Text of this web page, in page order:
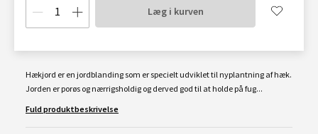
Læg i kurven
Hækjord er en jordblanding som er specielt udviklet til nyplantning af hæk.
Jorden er porøs og nærrigsholdig og derved god til at holde på fug...
Fuld produktbeskrivelse